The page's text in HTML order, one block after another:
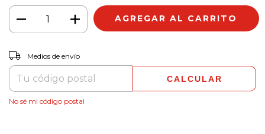
Entregas para el CP:
Medios de envío
CALCULAR
No sé mi código postal